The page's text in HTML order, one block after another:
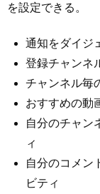
を設定できる。
通知をダイジ
登録チャンネ
チャンネル毎
おすすめの動
自分のチャン
ィ
自分のコメン
ビティ